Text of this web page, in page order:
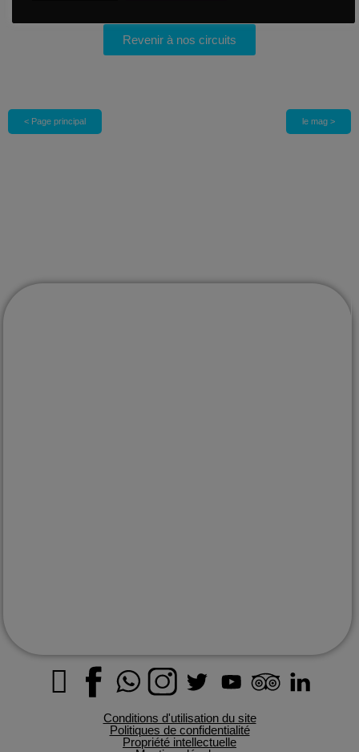
Revenir à nos circuits
< Page principal le mag >
Conditions d'utilisation du site
Politiques de confidentialité
Propriété intellectuelle